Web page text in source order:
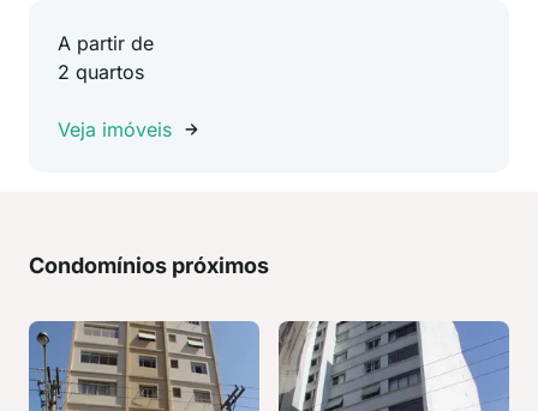
A partir de
2 quartos
Veja imóveis
Condomínios próximos